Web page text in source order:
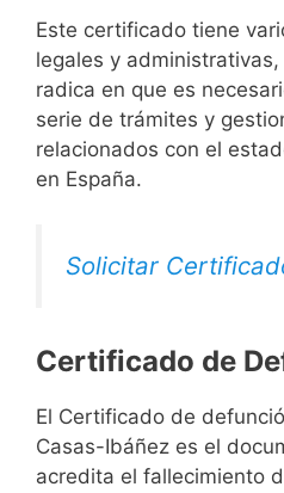
Este certificado tiene
legales y
radica en que es
serie de trámites y
relacionados con el
en España.
Solicitar
Certificado de
El Certificado de
Casas-Ibáñez es el
acredita el fallecimiento